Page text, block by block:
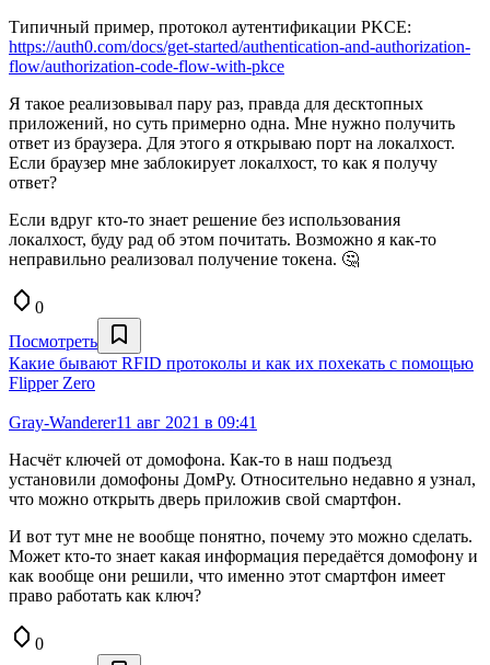
Типичный пример, протокол аутентификации PKCE:
https://auth0.com/docs/get-started/authentication-and-authorization-
flow/authorization-code-flow-with-pkce
Я такое реализовывал пару раз, правда для десктопных
приложений, но суть примерно одна. Мне нужно получить
ответ из браузера. Для этого я открываю порт на локалхост.
Если браузер мне заблокирует локалхост, то как я получу
ответ?
Если вдруг кто-то знает решение без использования
локалхост, буду рад об этом почитать. Возможно я как-то
неправильно реализовал получение токена. 🤔
0
Посмотреть
Какие бывают RFID протоколы и как их похекать с помощью
Flipper Zero
Gray-Wanderer11 авг 2021 в 09:41
Насчёт ключей от домофона. Как-то в наш подъезд
установили домофоны ДомРу. Относительно недавно я узнал,
что можно открыть дверь приложив свой смартфон.
И вот тут мне не вообще понятно, почему это можно сделать.
Может кто-то знает какая информация передаётся домофону и
как вообще они решили, что именно этот смартфон имеет
право работать как ключ?
0